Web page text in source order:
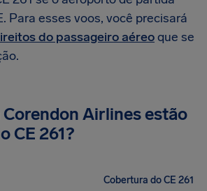
Para esses voos, você precisará
do passageiro aéreoque se
Corendon Airlines estão
CE 261?
Cobertura do CE 261